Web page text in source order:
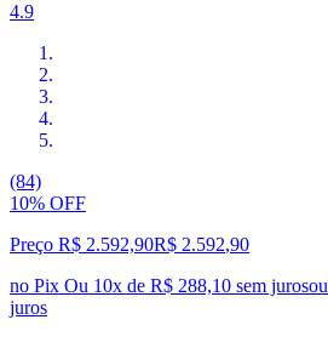
4.9
(84)
10% OFF
Preço R$ 2.592,90R$ 2.592,90
no Pix Ou 10x de R$ 288,10 sem jurosou
juros